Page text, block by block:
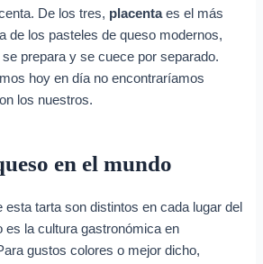
​De los tres, placentaes el más
de los pasteles de queso modernos,
prepara y se cuece por separado.
hoy en día no encontraríamos
los nuestros.
en el mundo
esta tarta son distintos en cada lugar del
es la cultura gastronómica en
gustos colores o mejor dicho,